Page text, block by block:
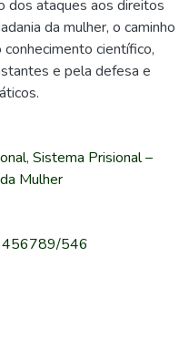
dos ataques aos direitos
da mulher, o caminho
científico,
e pela defesa e
, Sistema Prisional –
Mulher
546